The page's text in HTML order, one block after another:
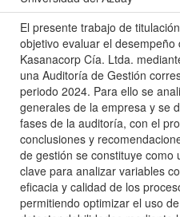
El presente trabajo de
objetivo evaluar el desempeño
Kasanacorp Cía. Ltda.
una Auditoría de Gestión
periodo 2024. Para ello se
generales de la empresa y se
fases de la auditoría, con el
conclusiones y
de gestión se constituye como
clave para analizar variables
eficacia y calidad de los
permitiendo optimizar el uso